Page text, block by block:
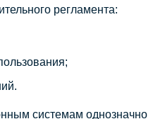
регламента:
системам однозначно